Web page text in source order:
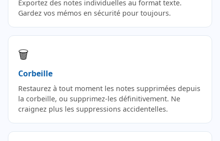
Exportez des notes individuelles au format texte.
Gardez vos mémos en sécurité pour toujours.
🗑️
Corbeille
Restaurez à tout moment les notes supprimées depuis
la corbeille, ou supprimez-les définitivement. Ne
craignez plus les suppressions accidentelles.